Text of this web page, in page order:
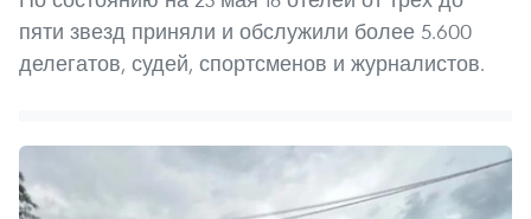
пяти звезд приняли и обслужили более 5.600
делегатов, судей, спортсменов и журналистов.